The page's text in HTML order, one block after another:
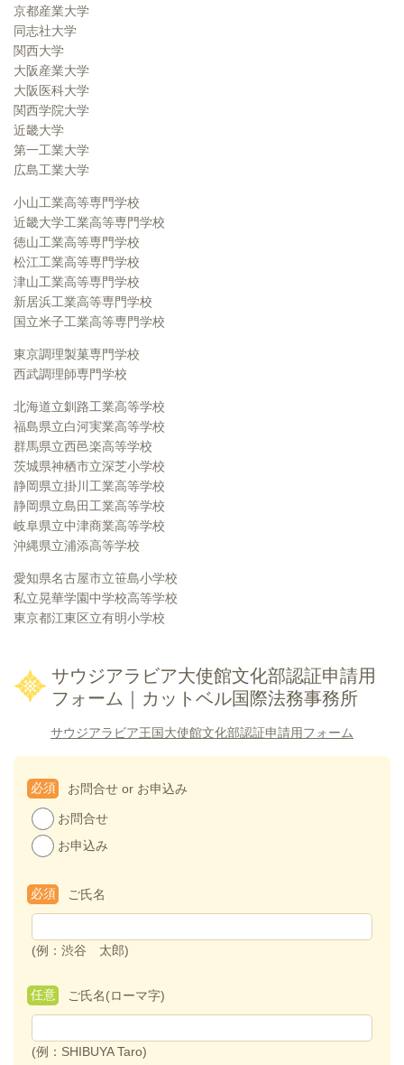
京都産業大学
同志社大学
関西大学
大阪産業大学
大阪医科大学
関西学院大学
近畿大学
第一工業大学
広島工業大学
小山工業高等専門学校
近畿大学工業高等専門学校
徳山工業高等専門学校
松江工業高等専門学校
津山工業高等専門学校
新居浜工業高等専門学校
国立米子工業高等専門学校
東京調理製菓専門学校
西武調理師専門学校
北海道立釧路工業高等学校
福島県立白河実業高等学校
群馬県立西邑楽高等学校
茨城県神栖市立深芝小学校
静岡県立掛川工業高等学校
静岡県立島田工業高等学校
岐阜県立中津商業高等学校
沖縄県立浦添高等学校
愛知県名古屋市立笹島小学校
私立晃華学園中学校高等学校
東京都江東区立有明小学校
サウジアラビア大使館文化部認証申請用
フォーム｜カットベル国際法務事務所
サウジアラビア王国大使館文化部認証申請用フォーム
お問合せ or お申込み
必須
お問合せ
お申込み
ご氏名
必須
(例：渋谷 太郎)
ご氏名(ローマ字)
任意
(例：SHIBUYA Taro)